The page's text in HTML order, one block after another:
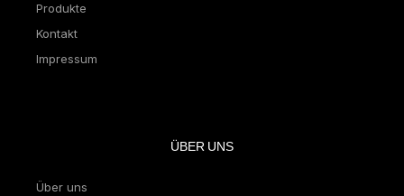
Produkte
Kontakt
Impressum
ÜBER UNS
Über uns